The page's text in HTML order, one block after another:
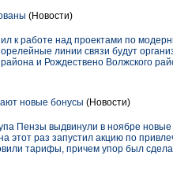
(Новости)
работе над проектами по
линии связи будут
и Рождествено Волжского
новые бонусы (Новости)
Пензы выдвинули в ноябре
этот раз запустил акцию по
тарифы, причем упор был